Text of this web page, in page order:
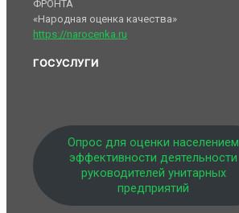
ФРОНТА
«Народная оценка качества»
https://narocenka.ru
ГОСУСЛУГИ
Опрос для оценки населением
эффективности деятельности
руководителей унитарных
предприятий